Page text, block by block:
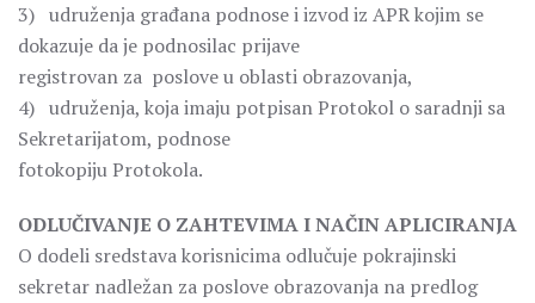
3) udruženja građana podnose i izvod iz APR kojim se
dokazuje da je podnosilac prijave
registrovan za poslove u oblasti obrazovanja,
4) udruženja, koja imaju potpisan Protokol o saradnji sa
Sekretarijatom, podnose
fotokopiju Protokola.
ODLUČIVANJE O ZAHTEVIMA I NAČIN APLICIRANJA
O dodeli sredstava korisnicima odlučuje pokrajinski
sekretar nadležan za poslove obrazovanja na predlog